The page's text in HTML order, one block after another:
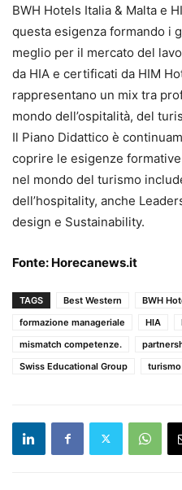
BWH Hotels Italia & Malta e
questa esigenza formando i
meglio per il mercato del
da HIA e certificati da HIM
rappresentano un mix tra
mondo dell’ospitalità, del
Il Piano Didattico è
coprire le esigenze
nel mondo del turismo
dell’hospitality, anche
design e Sustainability.
Fonte: Horecanews.it
TAGS Best Western
BWH
formazione manageriale
HIA
mismatch competenze.
Swiss Educational Group